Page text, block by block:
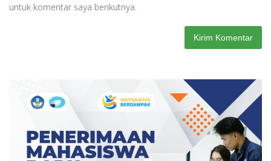
untuk komentar saya berikutnya.